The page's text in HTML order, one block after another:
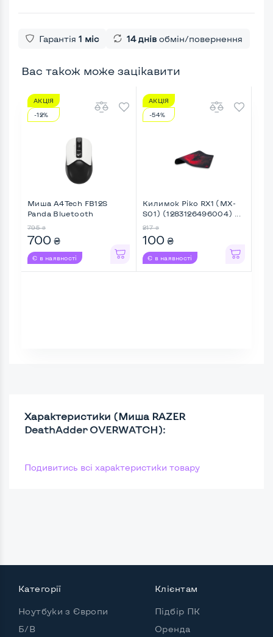
Гарантія 1 міс 14 днів обмін/повернення
Вас також може зацікавити
АКЦІЯ
-12%
Миша A4Tech FB12S
Panda Bluetooth
795 ₴
700 ₴
Є в наявності
АКЦІЯ
-54%
Килимок Piko RX1 (MX-
S01) (1283126496004) ...
217 ₴
100 ₴
Є в наявності
Характеристики (Миша RAZER
DeathAdder OVERWATCH):
Подивитись всі характеристики товару
Категорії
Ноутбуки з Європи
Б/В
Клієнтам
Підбір ПК
Оренда